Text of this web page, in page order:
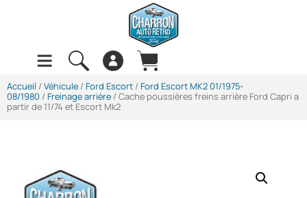
Accueil / Véhicule / Ford Escort / Ford Escort MK2 01/1975-
08/1980 / Freinage arrière / Cache poussières freins arrière Ford Capri a
partir de 11/74 et Escort Mk2